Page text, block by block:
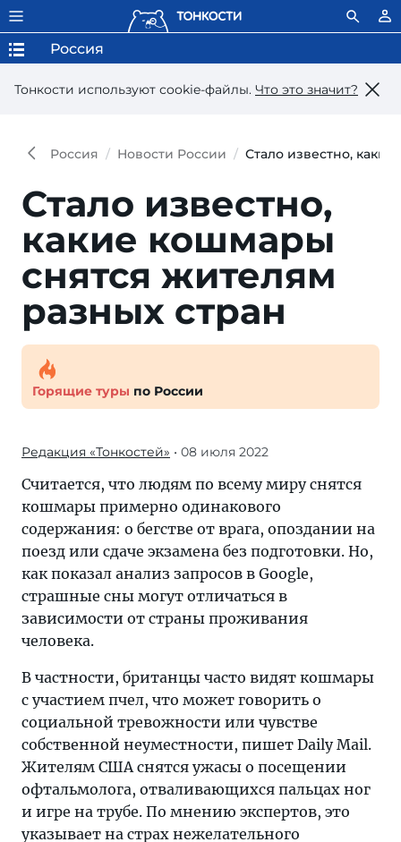
Тонкости используют сookie-файлы. Что это значит?
Россия
Россия Новости России Стало известно,
Стало известно,
какие кошмары
снятся жителям
разных стран
Горящие туры по России
Редакция «Тонкостей» • 08 июля 2022
Считается, что людям по всему миру снятся
кошмары примерно одинакового
содержания: о бегстве от врага, опоздании на
поезд или сдаче экзамена без подготовки. Но,
как показал анализ запросов в Google,
страшные сны могут отличаться в
зависимости от страны проживания
человека.
В частности, британцы часто видят кошмары
с участием пчел, что может говорить о
социальной тревожности или чувстве
собственной неуместности, пишет Daily Mail.
Жителям США снятся ужасы о посещении
офтальмолога, отваливающихся пальцах ног
и игре на трубе. По мнению экспертов, это
указывает на страх нежелательного